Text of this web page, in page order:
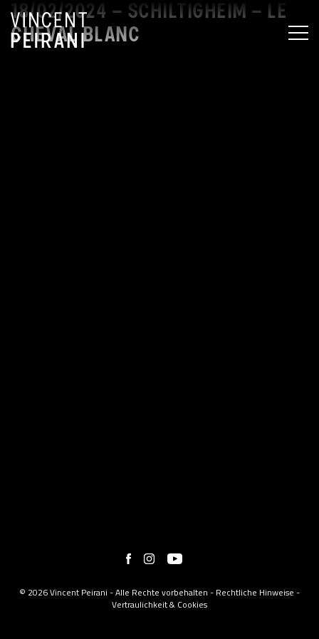
18/02/2024 – SCHILTIGHEIM – LE
CHEVAL BLANC
© 2026 Vincent Peirani - Alle Rechte vorbehalten - Rechtliche Hinweise -
Vertraulichkeit & Cookies